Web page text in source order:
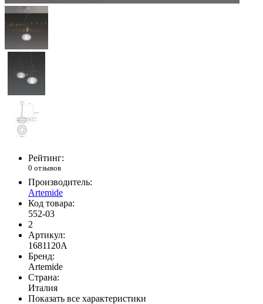
Рейтинг:
0 отзывов
Производитель:
Artemide
Код товара:
552-03
2
Артикул:
1681120A
Бренд:
Artemide
Страна:
Италия
Показать все характеристики